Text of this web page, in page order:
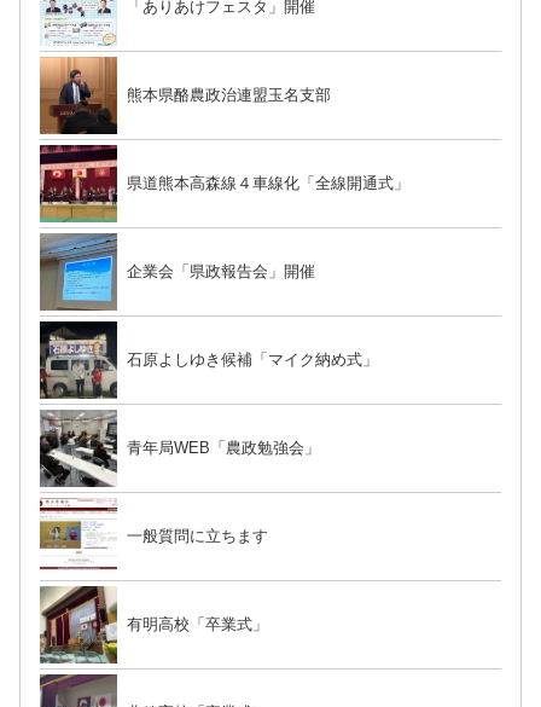
「ありあけフェスタ」開催
熊本県酪農政治連盟玉名支部
県道熊本高森線４車線化「全線開通式」
企業会「県政報告会」開催
石原よしゆき候補「マイク納め式」
青年局WEB「農政勉強会」
一般質問に立ちます
有明高校「卒業式」